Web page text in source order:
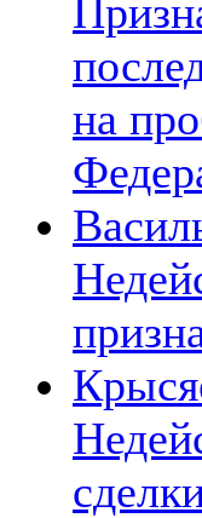
на